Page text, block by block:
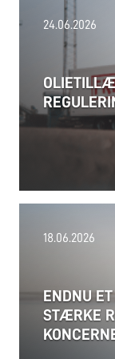
24.06.2026
18.06.2026
ENDNU
STÆRKE